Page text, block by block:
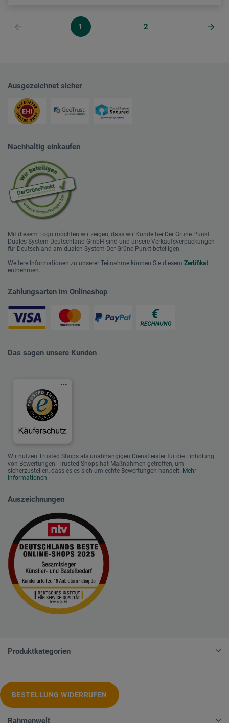
1 2
Ausgezeichnet sicher
Nachhaltig einkaufen
Mit diesem Logo möchten wir zeigen, dass wir Kunde bei Der Grüne Punkt –
Duales System Deutschland GmbH sind und unsere Verkaufsverpackungen
für Deutschland am dualen System Der Grüne Punkt beteiligen.
Weitere Informationen zu unserer Teilnahme können Sie diesem Zertifikat
entnehmen.
Zahlungsarten im Onlineshop
Das sagen unsere Kunden
Wir nutzen Trusted Shops als unabhängigen Dienstleister für die Einholung
von Bewertungen. Trusted Shops hat Maßnahmen getroffen, um
sicherzustellen, dass es es sich um echte Bewertungen handelt. Mehr
Informationen
Auszeichnungen
Produktkategorien
BESTELLUNG WIDERRUFEN
Rahmenwelt